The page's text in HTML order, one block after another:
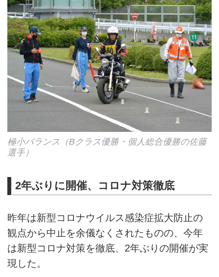
極小バランス（Bクラス優勝・個人総合優勝の佐藤
選手）
2年ぶりに開催、コロナ対策徹底
昨年は新型コロナウイルス感染症拡大防止の
観点から中止を余儀なくされたものの、今年
は新型コロナ対策を徹底、2年ぶりの開催が実
現した。